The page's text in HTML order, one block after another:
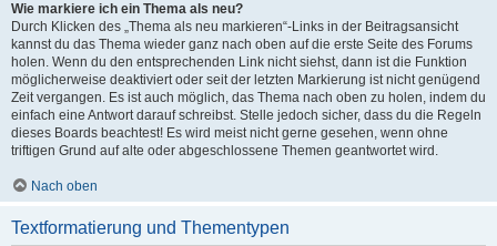
Wie markiere ich ein Thema als neu?
Durch Klicken des „Thema als neu markieren“-Links in der Beitragsansicht
kannst du das Thema wieder ganz nach oben auf die erste Seite des Forums
holen. Wenn du den entsprechenden Link nicht siehst, dann ist die Funktion
möglicherweise deaktiviert oder seit der letzten Markierung ist nicht genügend
Zeit vergangen. Es ist auch möglich, das Thema nach oben zu holen, indem du
einfach eine Antwort darauf schreibst. Stelle jedoch sicher, dass du die Regeln
dieses Boards beachtest! Es wird meist nicht gerne gesehen, wenn ohne
triftigen Grund auf alte oder abgeschlossene Themen geantwortet wird.
Nach oben
Textformatierung und Thementypen